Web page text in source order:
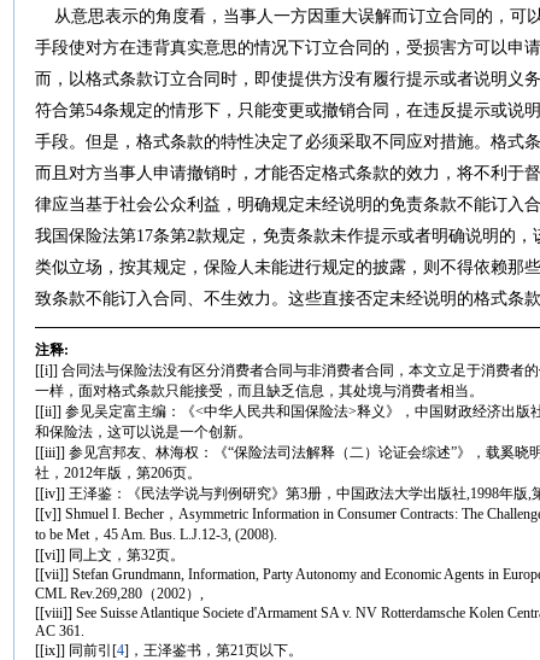
从意思表示的角度看，当事人一方因重大误解而订立合同的，可
手段使对方在违背真实意思的情况下订立合同的，受损害方可以申
而，以格式条款订立合同时，即使提供方没有履行提示或者说明义
符合第54条规定的情形下，只能变更或撤销合同，在违反提示或说
手段。但是，格式条款的特性决定了必须采取不同应对措施。格式
而且对方当事人申请撤销时，才能否定格式条款的效力，将不利于
律应当基于社会公众利益，明确规定未经说明的免责条款不能订入
我国保险法第17条第2款规定，免责条款未作提示或者明确说明的
类似立场，按其规定，保险人未能进行规定的披露，则不得依赖那
致条款不能订入合同、不生效力。这些直接否定未经说明的格式条
注释:
[[i]] 合同法与保险法没有区分消费者合同与非消费者合同，本文立足于消费者
一样，面对格式条款只能接受，而且缺乏信息，其处境与消费者相当。
[[ii]] 参见吴定富主编：《<中华人民共和国保险法>释义》，中国财政经济出版
和保险法，这可以说是一个创新。
[[iii]] 参见宫邦友、林海权：《“保险法司法解释（二）论证会综述”》，载奚晓
社，2012年版，第206页。
[[iv]] 王泽鉴：《民法学说与判例研究》第3册，中国政法大学出版社,1998年版,
[[v]] Shmuel I. Becher，Asymmetric Information in Consumer Contracts: The
to be Met，45 Am. Bus. L.J.12-3, (2008).
[[vi]] 同上文，第32页。
[[vii]] Stefan Grundmann, Information, Party Autonomy and Economic Agents in
CML Rev.269,280（2002）,
[[viii]] See Suisse Atlantique Societe d'Armament SA v. NV Rotterdamsche Kolen
AC 361.
[[ix]] 同前引 [4]，王泽鉴书，第21页以下。